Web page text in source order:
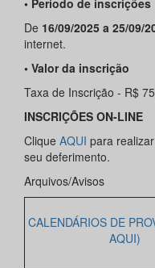
• Período de inscrições
De 16/09/2025 a 25/09/
internet.
• Valor da inscrição
Taxa de Inscrição - R$
INSCRIÇÕES ON-LINE
Clique AQUI para
seu deferimento.
Arquivos/Avisos
CALENDÁRIOS DE
AQUI)